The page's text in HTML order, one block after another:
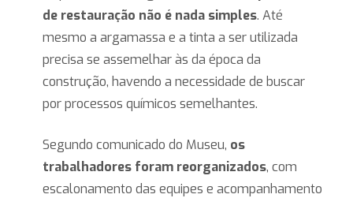
de restauração não é nada simples. Até
mesmo a argamassa e a tinta a ser utilizada
precisa se assemelhar às da época da
construção, havendo a necessidade de buscar
por processos químicos semelhantes.
Segundo comunicado do Museu, os
trabalhadores foram reorganizados, com
escalonamento das equipes e acompanhamento